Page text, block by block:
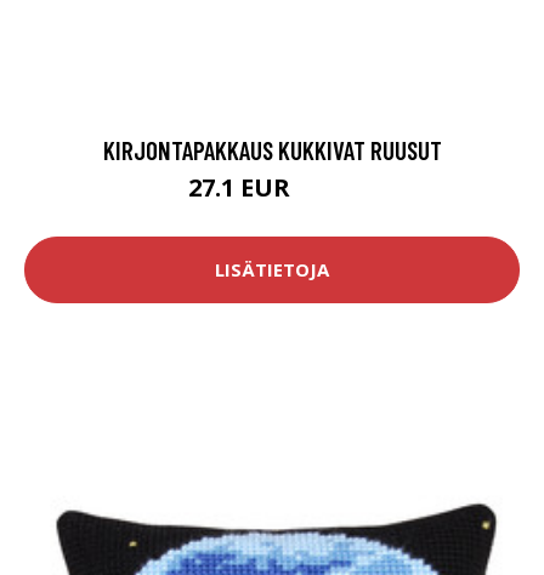
KIRJONTAPAKKAUS KUKKIVAT RUUSUT
27.1 EUR
LISÄTIETOJA